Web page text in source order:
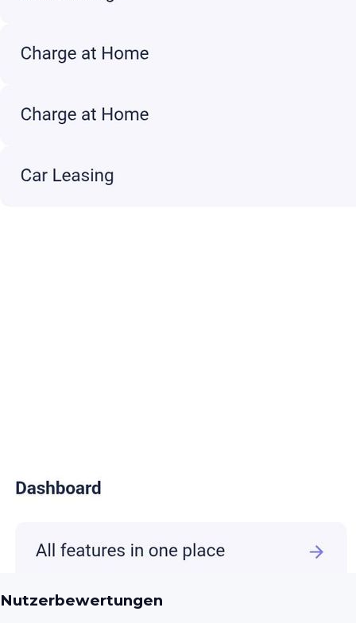
Nutzerbewertungen